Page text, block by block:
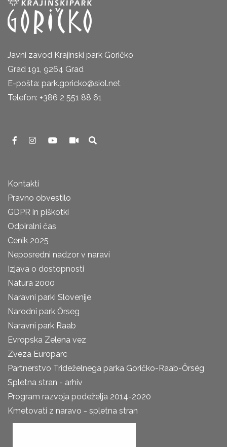
Javni zavod Krajinski park Goričko
Grad 191, 9264 Grad
E-pošta: park.goricko@siol.net
Telefon: +386 2 551 88 61
Kontakti
Pravno obvestilo
GDPR in piškotki
Odpiralni čas
Cenik 2025
Neposredni nadzor v naravi
Izjava o dostopnosti
Natura 2000
Naravni parki Slovenije
Narodni park Őrseg
Naravni park Raab
Evropska Zelena vez
Zveza Europarc
Partnerstvo Trideželnega parka Goričko-Raab-Őrség
Spletna stran - arhiv
Program razvoja podeželja 2014-2020
Kmetovati z naravo - spletna stran